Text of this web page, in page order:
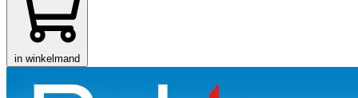
in winkelmand